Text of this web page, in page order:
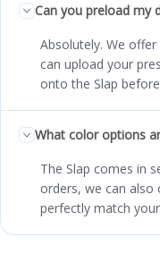
Can you preload my
Absolutely. We
can upload your
onto the Slap
What color options
The Slap comes in
orders, we can
perfectly match